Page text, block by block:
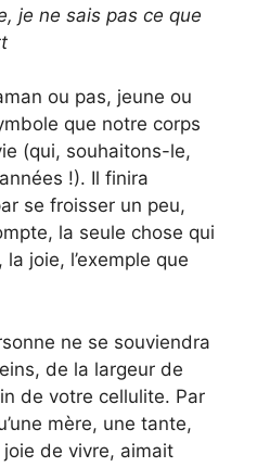
je ne sais pas ce que
ou pas, jeune ou
que notre corps
(qui, souhaitons-le,
!). Il finira
se froisser un peu,
la seule chose qui
joie, l’exemple que
ne se souviendra
de la largeur de
de votre cellulite. Par
mère, une tante,
de vivre, aimait